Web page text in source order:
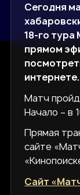
Сегодня
18-го тура
прямом
интернете.
Матч
Начало – в
Прямая
сайте
Сайт